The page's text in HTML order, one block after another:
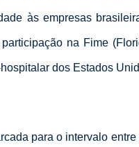
às empresas
na Fime
dos Estados
para o intervalo